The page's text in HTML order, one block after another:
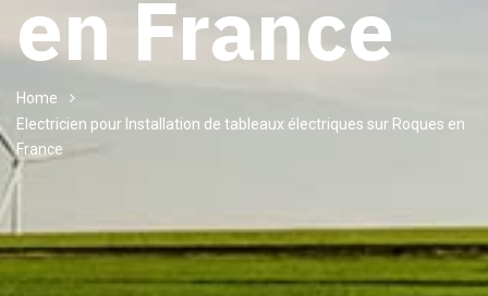
en France
Home
Electricien pour Installation de tableaux électriques sur Roques en
France